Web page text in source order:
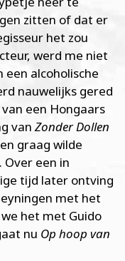
zitten of dat er
het zou
werd me niet
een alcoholische
nauwelijks gered
een Hongaars
vanZonder Dollen
graag wilde
een in
tijd later ontving
met het
het met Guido
nu Op hoop van